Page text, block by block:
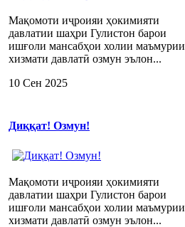
Мақомоти иҷроияи ҳокимияти
давлатии шаҳри Гулистон барои
ишғоли мансабҳои холии маъмурии
хизмати давлатӣ озмун эълон...
10 Сен 2025
Диққат! Озмун!
Мақомоти иҷроияи ҳокимияти
давлатии шаҳри Гулистон барои
ишғоли мансабҳои холии маъмурии
хизмати давлатӣ озмун эълон...